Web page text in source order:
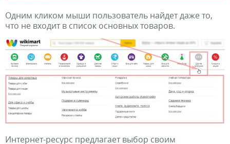
Одним кликом мыши пользователь найдет даже то,
что не входит в список основных товаров.
Интернет-ресурс предлагает выбор своим